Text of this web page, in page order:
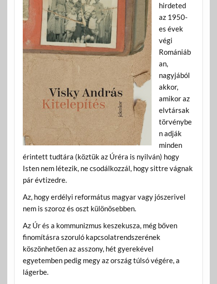
hirdeted
az 1950-
es évek
végi
Romániáb
an,
nagyjából
akkor,
amikor az
elvtársak
törvénybe
n adják
minden
érintett tudtára (köztük az Úréra is nyilván) hogy
Isten nem létezik, ne csodálkozzál, hogy sittre vágnak
pár évtizedre.
Az, hogy erdélyi református magyar vagy jószerivel
nem is szoroz és oszt különösebben.
Az Úr és a kommunizmus keszekusza, még bőven
finomításra szoruló kapcsolatrendszerének
köszönhetően az asszony, hét gyerekével
egyetemben pedig megy az ország túlsó végére, a
lágerbe.